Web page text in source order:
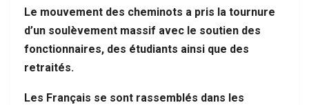
Le mouvement des cheminots a pris la tournure
d’un soulèvement massif avec le soutien des
fonctionnaires, des étudiants ainsi que des
retraités.
Les Français se sont rassemblés dans les